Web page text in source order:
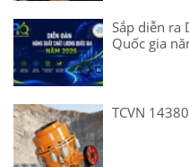
Sắp diễn ra
Quốc gia
TCVN